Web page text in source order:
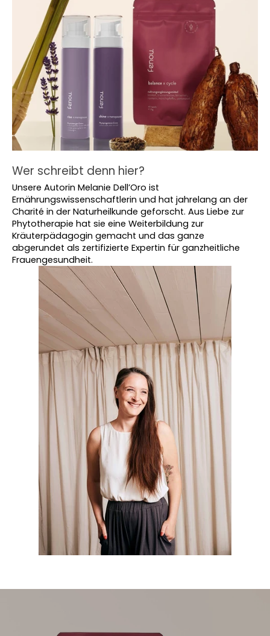
Wer schreibt denn hier?
Unsere Autorin Melanie Dell’Oro ist
Ernährungswissenschaftlerin und hat jahrelang an der
Charité in der Naturheilkunde geforscht. Aus Liebe zur
Phytotherapie hat sie eine Weiterbildung zur
Kräuterpädagogin gemacht und das ganze
abgerundet als zertifizierte Expertin für ganzheitliche
Frauengesundheit.